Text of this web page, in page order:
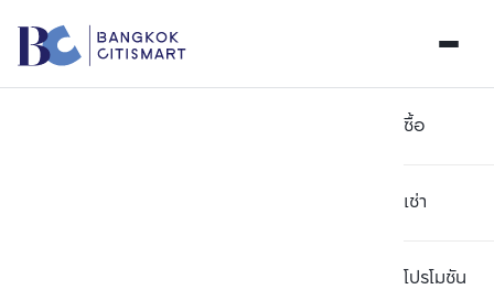
ซื้อ
เช่า
โปรโมชัน